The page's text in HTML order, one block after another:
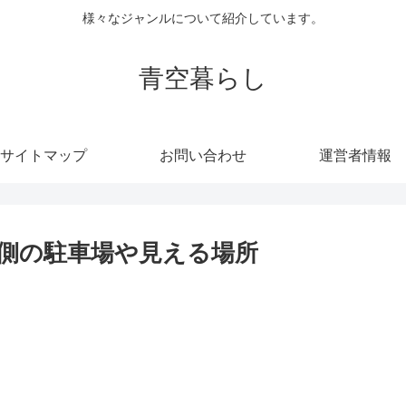
様々なジャンルについて紹介しています。
青空暮らし
サイトマップ お問い合わせ 運営者情報
の駐車場や見える場所